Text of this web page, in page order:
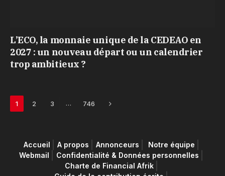
L’ECO, la monnaie unique de la CEDEAO en
2027 : un nouveau départ ou un calendrier
trop ambitieux ?
1 2 3 … 746 Next
Accueil A propos Annonceurs
Notre équipe
Webmail
Confidentialité & Données personnelles
Charte de Financial Afrik